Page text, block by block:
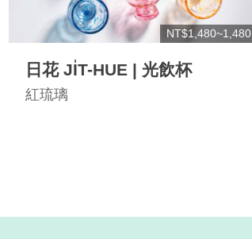
NT$1,480~1,480
日花 JI̍T-HUE | 光飲杯
紅琉璃